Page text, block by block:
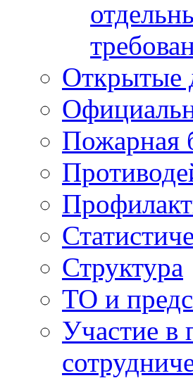
Открытые
Пожарная
Структура
ТО и
Участие в